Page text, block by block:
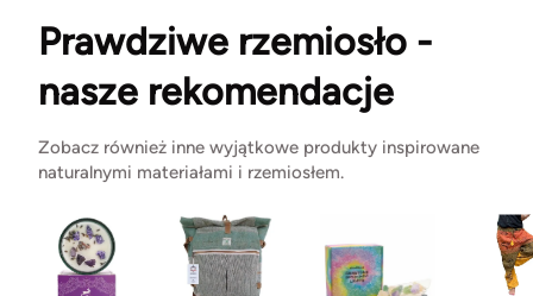
Prawdziwe rzemiosło -
nasze rekomendacje
Zobacz również inne wyjątkowe produkty inspirowane
naturalnymi materiałami i rzemiosłem.